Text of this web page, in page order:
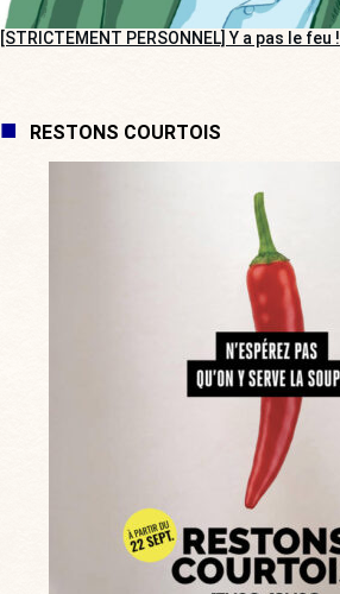
[STRICTEMENT PERSONNEL] Y a pas le feu !
RESTONS COURTOIS